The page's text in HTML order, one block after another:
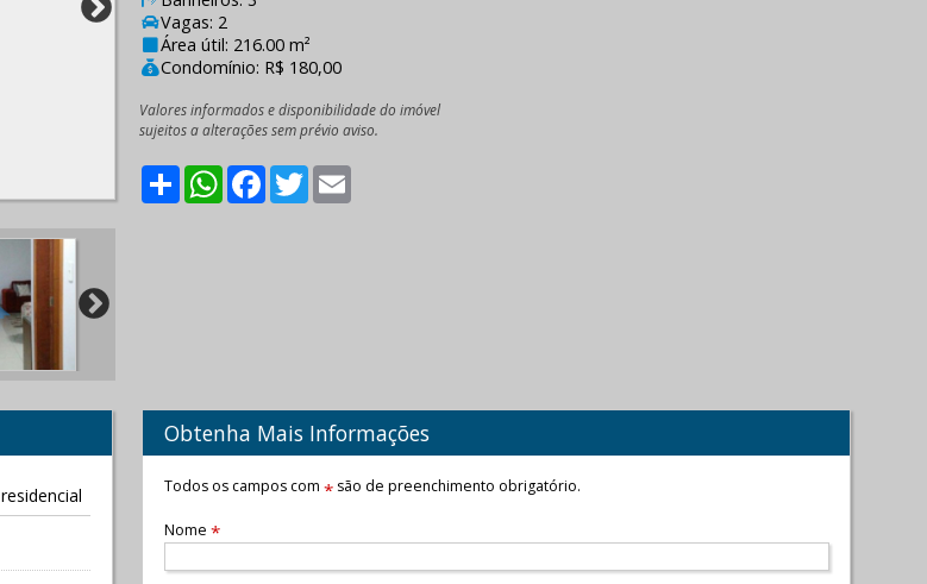
Vagas: 2
Área útil: 216.00 m²
Condomínio: R$ 180,00
Valores informados e disponibilidade do imóvel
sujeitos a alterações sem prévio aviso.
ShareWhatsApp
Facebook
Twitter
residencial
Obtenha Mais Informações
Todos os campos com *são de preenchimento obrigatório.
Nome *